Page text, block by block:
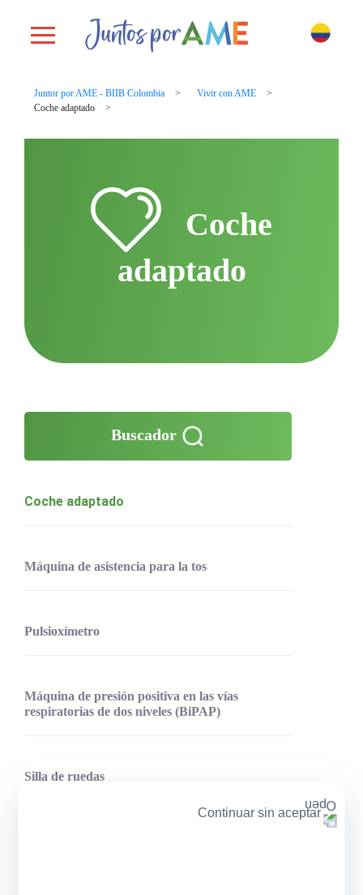
Continuar sin aceptar
Toggle navigation
Juntor por AME - BIIB Colombia
Vivir con AME
Coche adaptado
Coche
adaptado
Buscador
Coche adaptado
Máquina de asistencia para la tos
Pulsioxímetro
Máquina de presión positiva en las vías
respiratorias de dos niveles (BiPAP)
Silla de ruedas